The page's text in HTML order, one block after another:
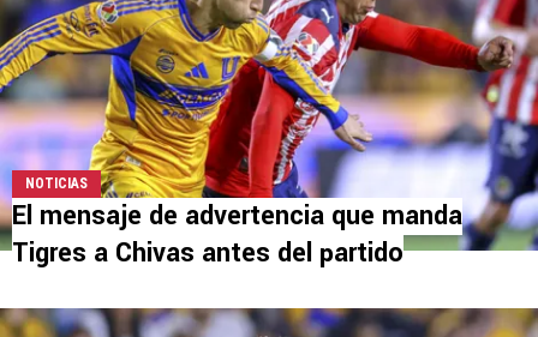
NOTICIAS
El mensaje de advertencia que manda
Tigres a Chivas antes del partido